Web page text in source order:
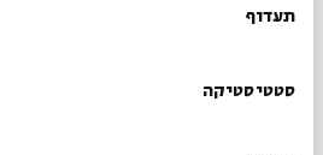
תעדוף
סטטיסטיקה